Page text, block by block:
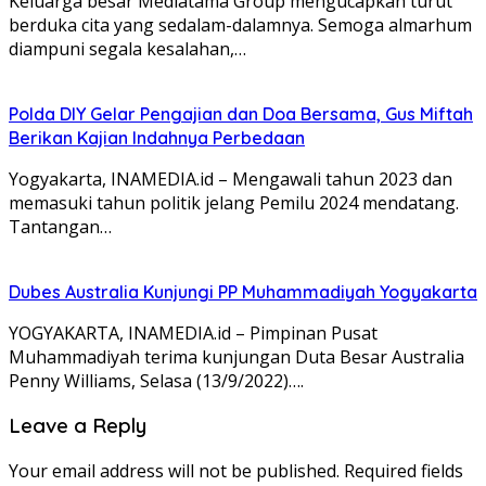
berduka cita yang sedalam-dalamnya. Semoga almarhum
diampuni segala kesalahan,…
Polda DIY Gelar Pengajian dan Doa Bersama, Gus Miftah
Berikan Kajian Indahnya Perbedaan
Yogyakarta, INAMEDIA.id – Mengawali tahun 2023 dan
memasuki tahun politik jelang Pemilu 2024 mendatang.
Tantangan…
Dubes Australia Kunjungi PP Muhammadiyah Yogyakarta
YOGYAKARTA, INAMEDIA.id – Pimpinan Pusat
Muhammadiyah terima kunjungan Duta Besar Australia
Penny Williams, Selasa (13/9/2022)….
Leave a Reply
Your email address will not be published. Required fields